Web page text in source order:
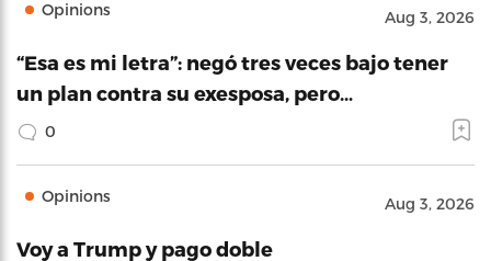
Opinions Aug 3, 2026
“Esa es mi letra”: negó tres veces bajo tener
un plan contra su exesposa, pero…
0
Opinions Aug 3, 2026
Voy a Trump y pago doble